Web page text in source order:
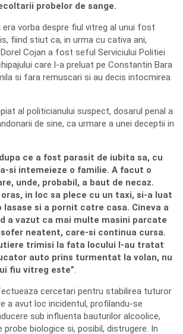
probelor de sange.
vorba despre fiul vitreg al unui fost
fiind stiut ca, in urma cu cativa ani,
Cojan a fost seful Serviciului Politiei
care l-a preluat pe Constantin Bara
si fara remuscari si au decis intocmirea
al politicianului suspect, dosarul penal a
de sine, ca urmare a unei deceptii in
ce a fost parasit de iubita sa, cu
si intemeieze o familie. A facut o
unde, probabil, a baut de necaz.
in loc sa plece cu un taxi, si-a luat
lasase si a pornit catre casa. Cineva a
a vazut ca mai multe masini parcate
neatent, care-si continua cursa.
trimisi la fata locului l-au tratat
auto prins turmentat la volan, nu
fiu vitreg este”.
cercetari pentru stabilirea tuturor
a avut loc incidentul, profilandu-se
sub influenta bauturilor alcoolice,
biologice si, posibil, distrugere. In